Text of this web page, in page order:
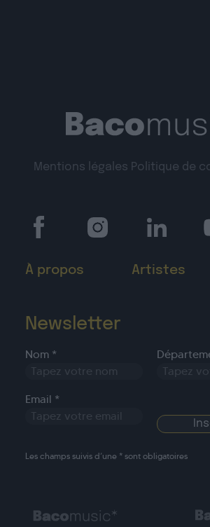
Mentions légales Politique de
À propos Artistes
Newsletter
Nom *
Email *
Les champs suivis d’une * sont obligatoires